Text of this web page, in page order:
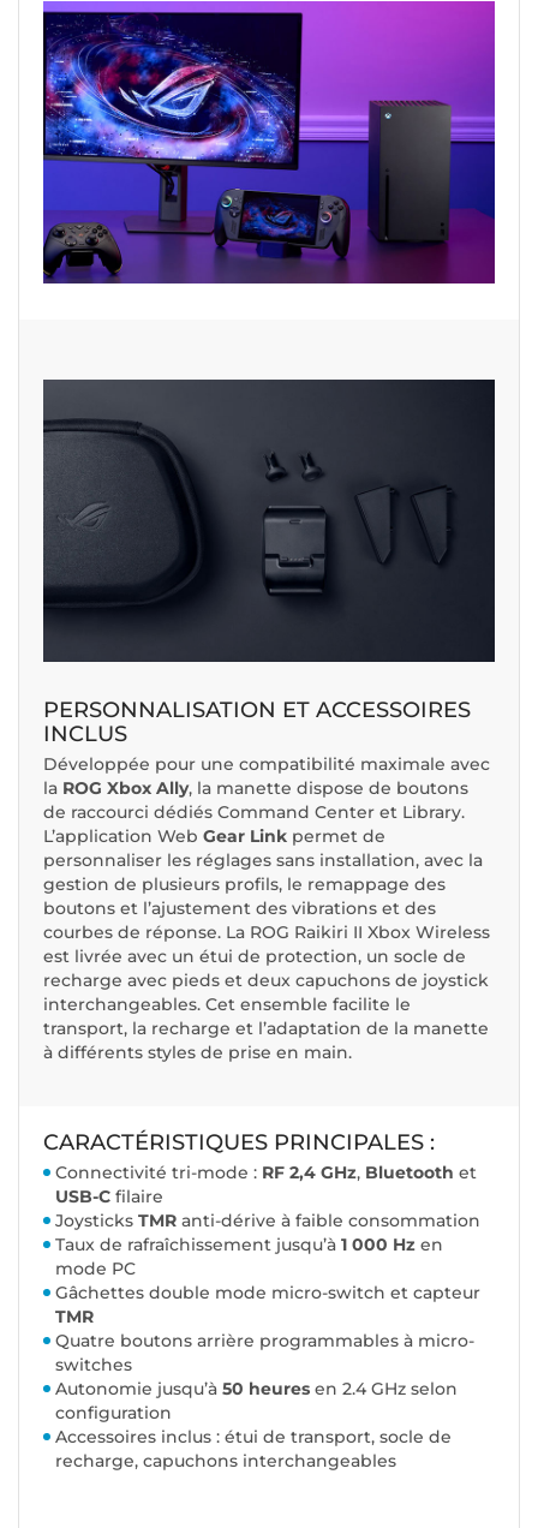
PERSONNALISATION ET ACCESSOIRES
INCLUS
Développée pour une compatibilité maximale avec
la ROG Xbox Ally, la manette dispose de boutons
de raccourci dédiés Command Center et Library.
L’application Web Gear Link permet de
personnaliser les réglages sans installation, avec la
gestion de plusieurs profils, le remappage des
boutons et l’ajustement des vibrations et des
courbes de réponse. La ROG Raikiri II Xbox Wireless
est livrée avec un étui de protection, un socle de
recharge avec pieds et deux capuchons de joystick
interchangeables. Cet ensemble facilite le
transport, la recharge et l’adaptation de la manette
à différents styles de prise en main.
CARACTÉRISTIQUES PRINCIPALES :
Connectivité tri-mode : RF 2,4 GHz, Bluetooth et
USB-C filaire
Joysticks TMR anti-dérive à faible consommation
Taux de rafraîchissement jusqu’à 1 000 Hz en
mode PC
Gâchettes double mode micro-switch et capteur
TMR
Quatre boutons arrière programmables à micro-
switches
Autonomie jusqu’à 50 heures en 2.4 GHz selon
configuration
Accessoires inclus : étui de transport, socle de
recharge, capuchons interchangeables